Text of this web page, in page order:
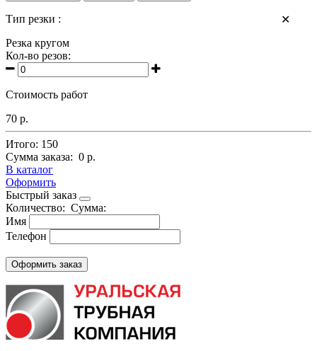
✕
Тип резки :
Резка кругом
Кол-во резов:
Стоимость работ
70 р.
Итого: 150
Сумма заказа: 0 р.
В каталог
Оформить
Быстрый заказ
Количество: Сумма:
Имя
Телефон